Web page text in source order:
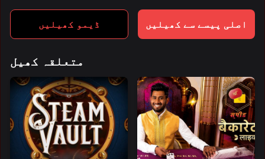
ڈیمو کھیلیں اصلی پیسے سے کھیلیں
متعلقہ کھیل